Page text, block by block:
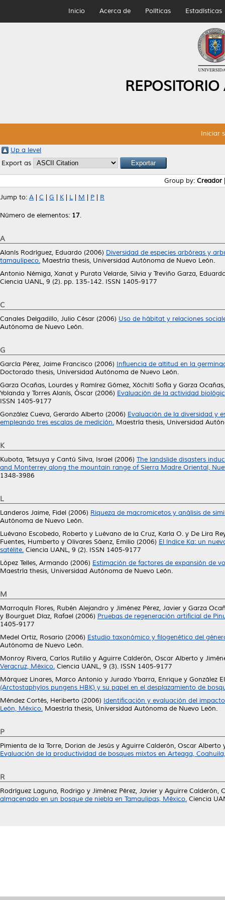
Inicio Acerca de Políticas Estadísticas
Iniciar
Up a level
Export as
Group by: Creador
Jump to: A C G K L M P R
Número de elementos: 17.
A
Alanís Rodríguez, Eduardo (2006) Diversidad de especies arbóreas y
tamaulipeco. Maestría thesis, Universidad Autónoma de Nuevo León.
Antonio Némiga, Xanat y Purata Velarde, Silvia y Treviño Garza,
Ciencia UANL, 9 (2). pp. 135-142. ISSN 1405-9177
C
Canales Delgadillo, Julio César (2006) Uso de hábitat y relaciones
Autónoma de Nuevo León.
G
García Pérez, Jaime Francisco (2006) Influencia de altitud en la
Doctorado thesis, Universidad Autónoma de Nuevo León.
Garza Ocañas, Lourdes y Ramírez Gómez, Xóchitl Sofía y Garza
Yolanda y Torres Alanís, Óscar (2006) Evaluación de la actividad
ISSN 1405-9177
González Cueva, Gerardo Alberto (2006) Evaluación de la diversidad y
empleando tres escalas de medición. Maestría thesis, Universidad
K
Kubota, Tetsuya y Cantú Silva, Israel (2006) The landslide disasters
and Monterrey along the mountain range of Sierra Madre Oriental,
1348-3986
L
Landeros Jaime, Fidel (2006) Riqueza de macromicetos y análisis de
Autónoma de Nuevo León.
Luévano Escobedo, Roberto y Luévano de la Cruz, Karla O. y De Lira
Fuentes, Humberto y Olivares Sáenz, Emilio (2006) El índice Ka: un
satélite. Ciencia UANL, 9 (2). ISSN 1405-9177
López Telles, Armando (2006) Estimación de factores de expansión de
Maestría thesis, Universidad Autónoma de Nuevo León.
M
Marroquín Flores, Rubén Alejandro y Jiménez Pérez, Javier y Garza
y Bourguet Díaz, Rafael (2006) Pruebas de regeneración artificial de
1405-9177
Medel Ortiz, Rosario (2006) Estudio taxonómico y filogenético del
Autónoma de Nuevo León.
Monroy Rivera, Carlos Rutilio y Aguirre Calderón, Oscar Alberto y
Veracruz, México. Ciencia UANL, 9 (3). ISSN 1405-9177
Márquez Linares, Marco Antonio y Jurado Ybarra, Enrique y González
(Arctostaphylos pungens HBK) y su papel en el desplazamiento de
Méndez Cortés, Heriberto (2006) Identificación y evaluación del
León, México. Maestría thesis, Universidad Autónoma de Nuevo León.
P
Pimienta de la Torre, Dorian de Jesús y Aguirre Calderón, Oscar Alberto
Evaluación de la productividad de bosques mixtos en Arteaga,
R
Rodríguez Laguna, Rodrigo y Jiménez Pérez, Javier y Aguirre Calderón,
almacenado en un bosque de niebla en Tamaulipas, México. Ciencia